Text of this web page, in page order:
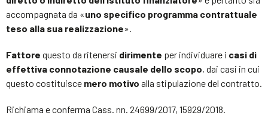
accompagnata da «uno specifico programma contrattuale
teso alla sua realizzazione».
Fattore questo da ritenersi dirimente per individuare i casi di
effettiva connotazione causale dello scopo, dai casi in cui
questo costituisce mero motivo alla stipulazione del contratto.
Richiama e conferma Cass. nn. 24699/2017, 15929/2018.